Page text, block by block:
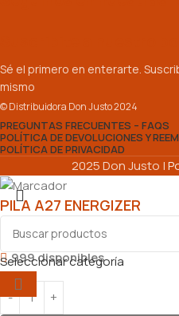
Sé el primero en enterarte.
mismo
© Distribuidora Don Justo 2024
PREGUNTAS FRECUENTES – FAQS
POLÍTICA DE DEVOLUCIONES Y
POLÍTICA DE PRIVACIDAD
2025 Don Justo |
Seleccionar categoría
PILA A27 ENERGIZER
2.540,00
999 disponibles